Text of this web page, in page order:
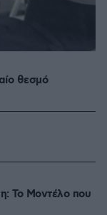
θεσμό
Το Mοντέλο που